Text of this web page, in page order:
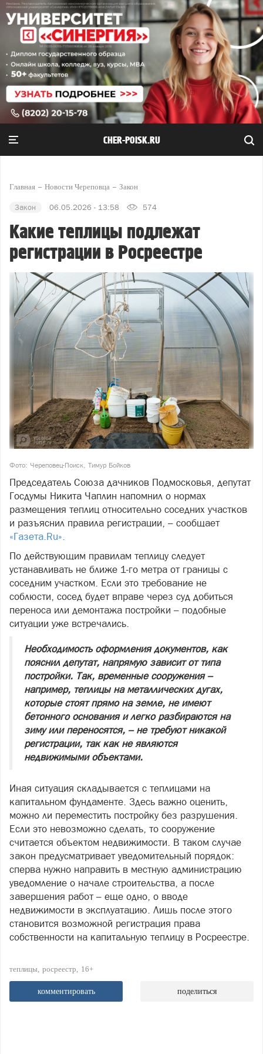
CHER-POISK.RU
Главная Новости Череповца Закон
Закон 06.05.2026 - 13:58 574
Какие теплицы подлежат
регистрации в Росреестре
Фото: Череповец-Поиск, Тимур Бойков
Председатель Союза дачников Подмосковья, депутат
Госдумы Никита Чаплин напомнил о нормах
размещения теплиц относительно соседних участков
и разъяснил правила регистрации, – сообщает
«Газета.Ru».
По действующим правилам теплицу следует
устанавливать не ближе 1-го метра от границы с
соседним участком. Если это требование не
соблюсти, сосед будет вправе через суд добиться
переноса или демонтажа постройки – подобные
ситуации уже встречались.
Необходимость оформления документов, как
пояснил депутат, напрямую зависит от типа
постройки. Так, временные сооружения –
например, теплицы на металлических дугах,
которые стоят прямо на земле, не имеют
бетонного основания и легко разбираются на
зиму или переносятся, – не требуют никакой
регистрации, так как не являются
недвижимыми объектами.
Иная ситуация складывается с теплицами на
капитальном фундаменте. Здесь важно оценить,
можно ли переместить постройку без разрушения.
Если это невозможно сделать, то сооружение
считается объектом недвижимости. В таком случае
закон предусматривает уведомительный порядок:
сперва нужно направить в местную администрацию
уведомление о начале строительства, а после
завершения работ – еще одно, о вводе
недвижимости в эксплуатацию. Лишь после этого
становится возможной регистрация права
собственности на капитальную теплицу в Росреестре.
теплицы росреестр 16+
комментировать поделиться